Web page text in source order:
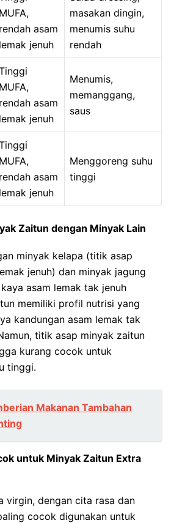
MUFA,
rendah asam
lemak jenuh
masakan dingin,
menumis suhu
rendah
MUFA,
rendah asam
lemak jenuh
Menumis,
memanggang,
saus
MUFA,
rendah asam
lemak jenuh
Menggoreng suhu
tinggi
Zaitun dengan Minyak Lain
minyak kelapa (titik asap
jenuh) dan minyak jagung
asam lemak tak jenuh
memiliki profil nutrisi yang
kandungan asam lemak tak
titik asap minyak zaitun
kurang cocok untuk
tinggi.
Makanan Tambahan
untuk Minyak Zaitun Extra
virgin, dengan cita rasa dan
cocok digunakan untuk